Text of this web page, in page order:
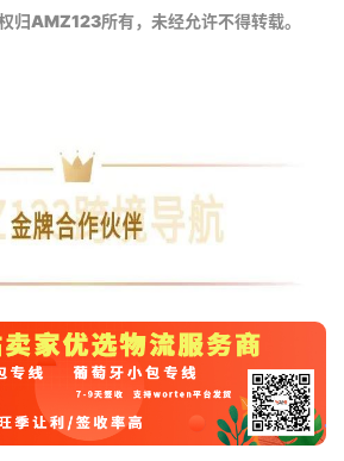
归AMZ123所有，未经允许不得转载。